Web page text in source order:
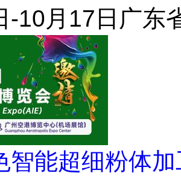
-10月17日 广东
智能超细粉体